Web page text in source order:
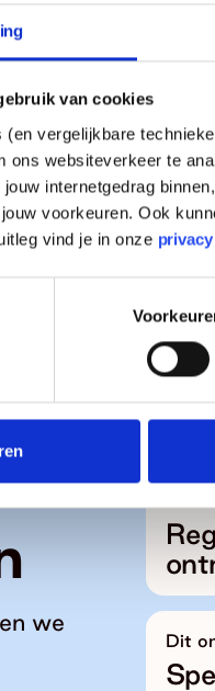
van cookies
(en vergelijkbare
ons websiteverkeer te
internetgedrag
voorkeuren. Ook
vind je in onze
we
Dit